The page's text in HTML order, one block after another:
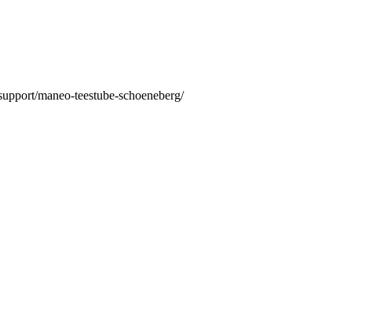
maneo-teestube-schoeneberg/